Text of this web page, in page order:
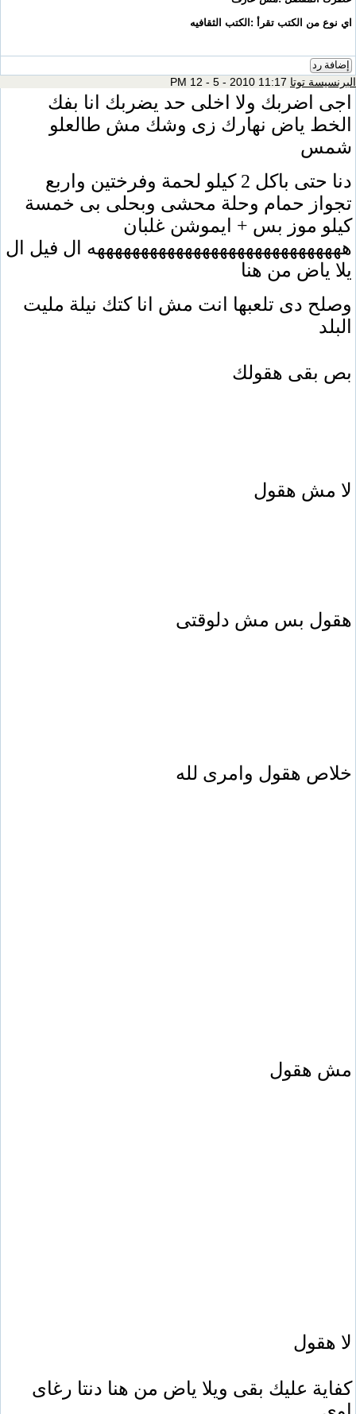
اي نوع من الكتب تقرأ :الكتب الثقافيه
إضافة رد
البرنسيسة توتا
اجى اضربك ولا اخلى حد يضربك انا بفك
الخط ياض نهارك زى وشك مش طالعلو
شمس
دنا حتى باكل 2 كيلو لحمة وفرختين واربع
تجواز حمام وحلة محشى وبحلى بى خمسة
كيلو موز بس + ايموشن غلبان
هههههههههههههههههههههههههههههه ال فيل ال
يلا ياض من هنا
وصلح دى تلعبها انت مش انا كتك نيلة مليت
البلد
بص بقى هقولك
لا مش هقول
هقول بس مش دلوقتى
خلاص هقول وامرى لله
مش هقول
لا هقول
كفاية عليك بقى ويلا ياض من هنا دنتا رغاى